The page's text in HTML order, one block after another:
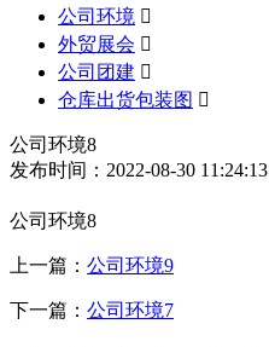
公司环境 
外贸展会 
公司团建 
仓库出货包装图 
公司环境8
发布时间：2022-08-30 11:24:13
公司环境8
上一篇： 公司环境9
下一篇： 公司环境7